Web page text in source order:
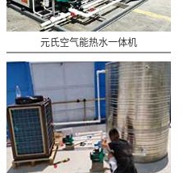
元氏空气能热水一体机